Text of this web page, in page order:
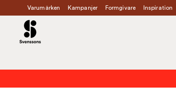
Varumärken Kampanjer Formgivare Inspiration